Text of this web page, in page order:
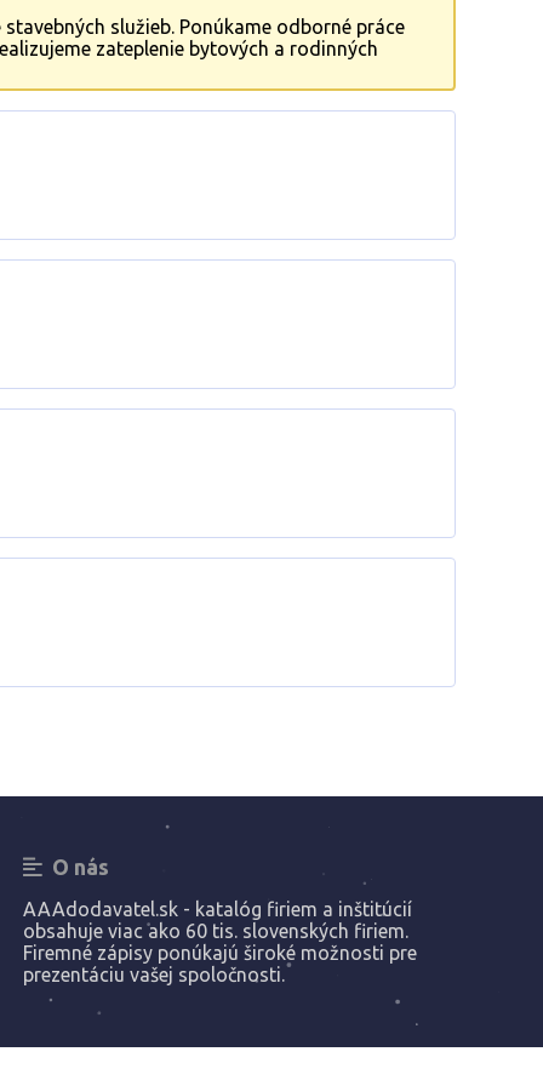
služieb. Ponúkame odborné práce
zateplenie bytových a rodinných
O nás
AAAdodavatel.sk - katalóg firiem a inštitúcií
obsahuje viac ako 60 tis. slovenských firiem.
Firemné zápisy ponúkajú široké možnosti pre
prezentáciu vašej spoločnosti.